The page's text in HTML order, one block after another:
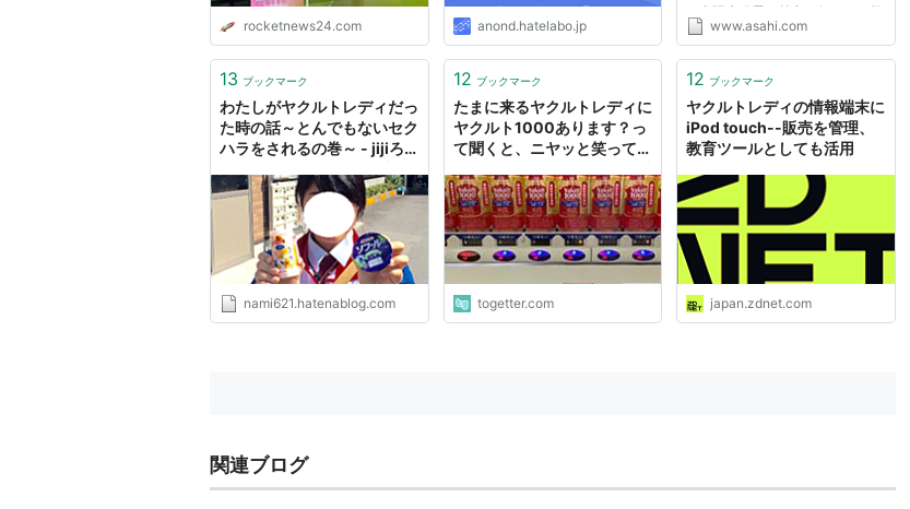
rocketnews24.com anond.hatelabo.jp
で太陽光発電の魅力を伝える。警
察と連携してヤクルトレディーが
が、太陽光発電の販売を手がける
www.asahi.com
13 ブックマーク
わたしがヤクルトレディだっ
た時の話～とんでもないセク
ハラをされるの巻～ - jijiろ
nami621.hatenablog.com
12 ブックマーク
たまに来るヤクルトレディに
ヤクルト1000あります？っ
て聞くと、ニヤッと笑って
ツみたいに小声で囁いてくる
togetter.com
12 ブックマーク
ヤクルトレディの情報端末に
iPod touch--販売を管理、
教育ツールとしても活用
japan.zdnet.com
関連ブログ